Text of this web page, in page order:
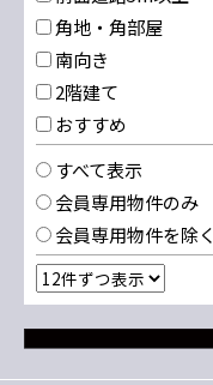
角地・角部屋
南向き
2階建て
おすすめ
すべて表示
会員専用物件のみ
会員専用物件を除く